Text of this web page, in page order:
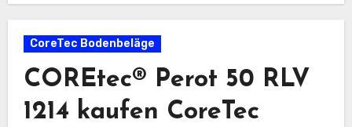
CoreTec Bodenbeläge
COREtec® Perot 50 RLV
1214 kaufen CoreTec